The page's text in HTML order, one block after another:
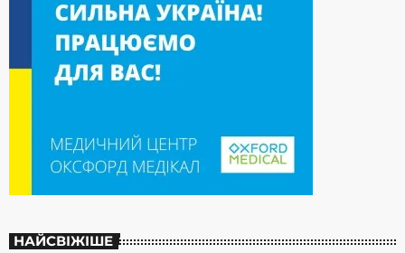
НАЙСВІЖІШЕ